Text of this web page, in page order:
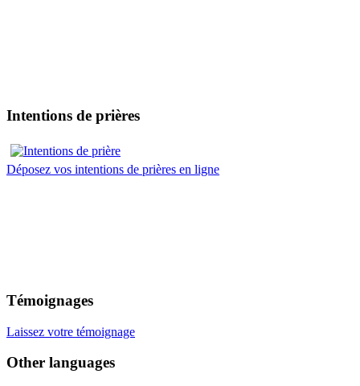
Intentions de prières
Déposez vos intentions de prières en ligne
Témoignages
Laissez votre témoignage
Other languages